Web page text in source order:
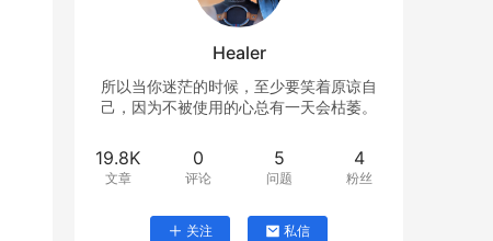
Healer
所以当你迷茫的时候，至少要笑着原谅自
己，因为不被使用的心总有一天会枯萎。
19.8K
文章
0
评论
5
问题
4
粉丝
关注 私信